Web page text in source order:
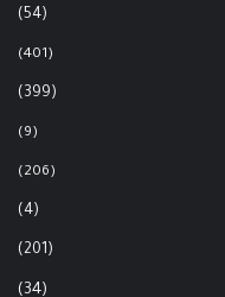
(54)
(401)
(399)
(9)
(206)
(4)
(201)
(34)